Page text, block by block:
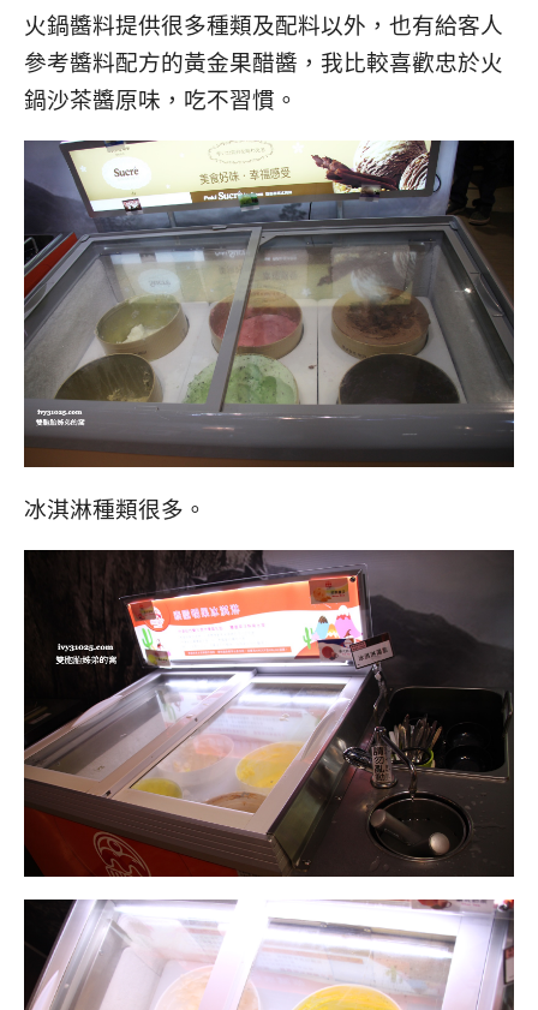
火鍋醬料提供很多種類及配料以外，也有給客人
參考醬料配方的黃金果醋醬，我比較喜歡忠於火
鍋沙茶醬原味，吃不習慣。
冰淇淋種類很多。